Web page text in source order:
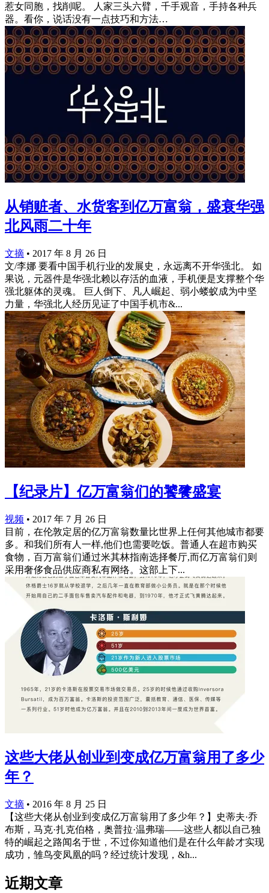
惹女同胞，找削呢。 人家三头六臂，千手观音，手持各种兵
器。看你，说话没有一点技巧和方法…
从销赃者、水货客到亿万富翁，盛衰华强
北风雨二十年
文摘 • 2017 年 8 月 26 日
文/李娜 要看中国手机行业的发展史，永远离不开华强北。 如
果说，元器件是华强北赖以存活的血液，手机便是支撑整个华
强北躯体的灵魂。 巨人倒下、凡人崛起、弱小蝼蚁成为中坚
力量，华强北人经历见证了中国手机市&...
【纪录片】亿万富翁们的饕餮盛宴
视频 • 2017 年 7 月 26 日
目前，在伦敦定居的亿万富翁数量比世界上任何其他城市都要
多。和我们所有人一样,他们也需要吃饭。普通人在超市购买
食物，百万富翁们通过米其林指南选择餐厅,而亿万富翁们则
采用奢侈食品供应商私有网络。这部上下...
这些大佬从创业到变成亿万富翁用了多少
年？
文摘 • 2016 年 8 月 25 日
【这些大佬从创业到变成亿万富翁用了多少年？】史蒂夫·乔
布斯，马克·扎克伯格，奥普拉·温弗瑞——这些人都以自己独
特的崛起之路闻名于世，不过你知道他们是在什么年龄才实现
成功，雏鸟变凤凰的吗？经过统计发现，&h...
近期文章